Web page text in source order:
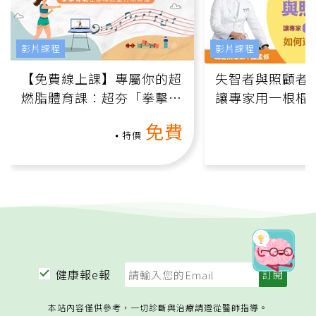
【免費線上課】專屬你的超
燃脂體育課：超夯「拳擊有
特價 免費
影片課程
失智者與照顧者
讓專家用一根棍
影片課程
健康報e報
本站內容僅供參考，一切診斷與治療請遵從醫師指導。